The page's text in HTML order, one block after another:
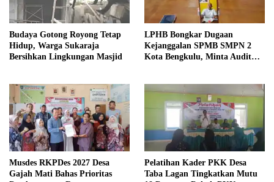
Budaya Gotong Royong Tetap
Hidup, Warga Sukaraja
Bersihkan Lingkungan Masjid
LPHB Bongkar Dugaan
Kejanggalan SPMB SMPN 2
Kota Bengkulu, Minta Audit
Musdes RKPDes 2027 Desa
Gajah Mati Bahas Prioritas
Pelatihan Kader PKK Desa
Taba Lagan Tingkatkan Mutu